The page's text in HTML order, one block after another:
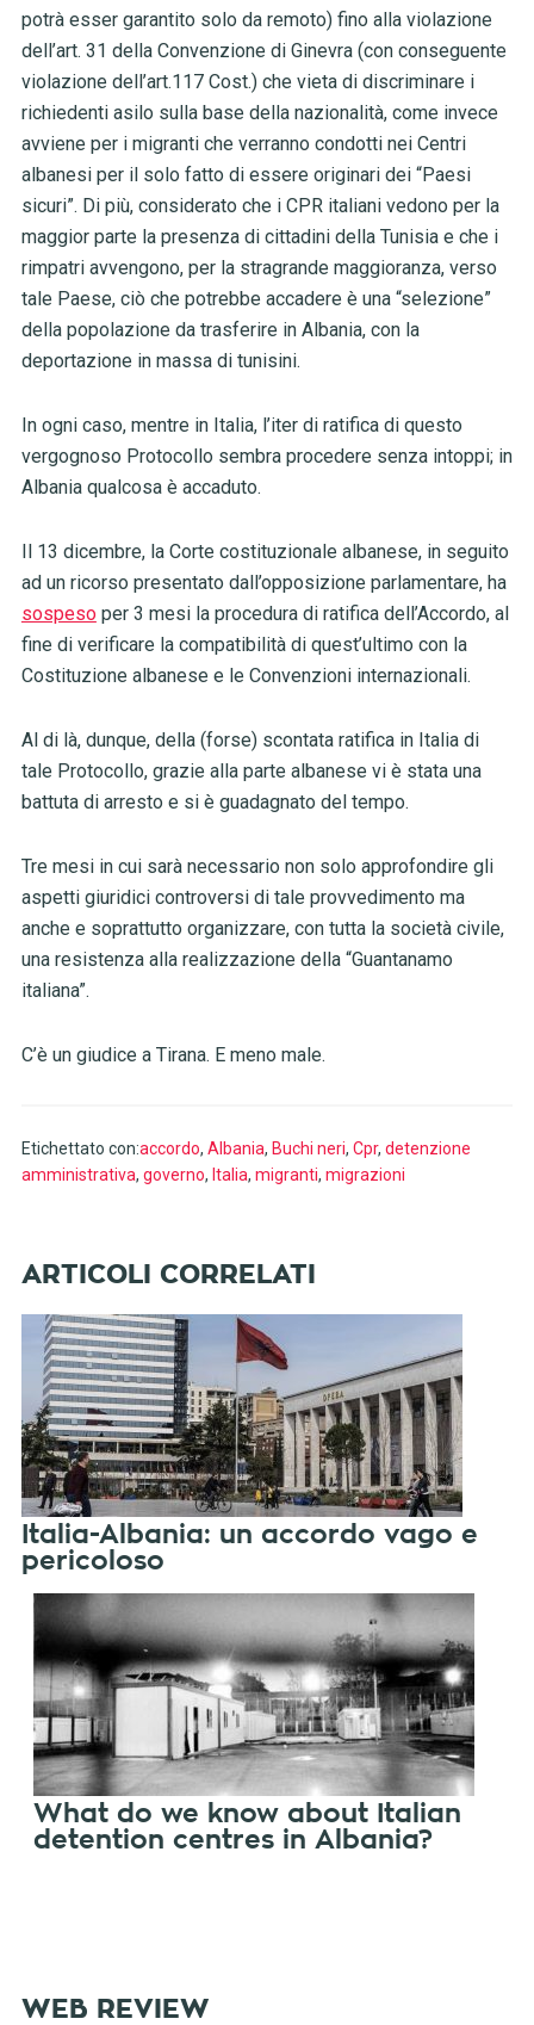
potrà esser garantito solo da remoto) fino alla violazione
dell’art. 31 della Convenzione di Ginevra (con conseguente
violazione dell’art.117 Cost.) che vieta di discriminare i
richiedenti asilo sulla base della nazionalità, come invece
avviene per i migranti che verranno condotti nei Centri
albanesi per il solo fatto di essere originari dei “Paesi
sicuri”. Di più, considerato che i CPR italiani vedono per la
maggior parte la presenza di cittadini della Tunisia e che i
rimpatri avvengono, per la stragrande maggioranza, verso
tale Paese, ciò che potrebbe accadere è una “selezione”
della popolazione da trasferire in Albania, con la
deportazione in massa di tunisini.
In ogni caso, mentre in Italia, l’iter di ratifica di questo
vergognoso Protocollo sembra procedere senza intoppi; in
Albania qualcosa è accaduto.
Il 13 dicembre, la Corte costituzionale albanese, in seguito
ad un ricorso presentato dall’opposizione parlamentare, ha
sospesoper 3 mesi la procedura di ratifica dell’Accordo, al
fine di verificare la compatibilità di quest’ultimo con la
Costituzione albanese e le Convenzioni internazionali.
Al di là, dunque, della (forse) scontata ratifica in Italia di
tale Protocollo, grazie alla parte albanese vi è stata una
battuta di arresto e si è guadagnato del tempo.
Tre mesi in cui sarà necessario non solo approfondire gli
aspetti giuridici controversi di tale provvedimento ma
anche e soprattutto organizzare, con tutta la società civile,
una resistenza alla realizzazione della “Guantanamo
italiana”.
C’è un giudice a Tirana. E meno male.
Etichettato con:accordo, Albania, Buchi neri, Cpr, detenzione
amministrativa, governo, Italia, migranti, migrazioni
Italia-Albania: un accordo vago e
pericoloso
What do we know about Italian
detention centres in Albania?
WEB REVIEW